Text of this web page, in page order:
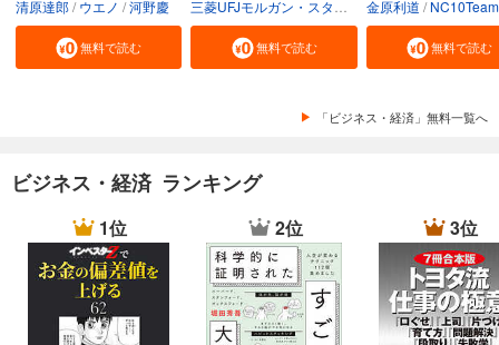
清原達郎 ウエノ 河野慶
無料で読む 無料で読む
金原利道 NC10Team
無料で読む
「ビジネス・経済」無料一覧へ
ビジネス・経済 ランキング
1位 2位 3位